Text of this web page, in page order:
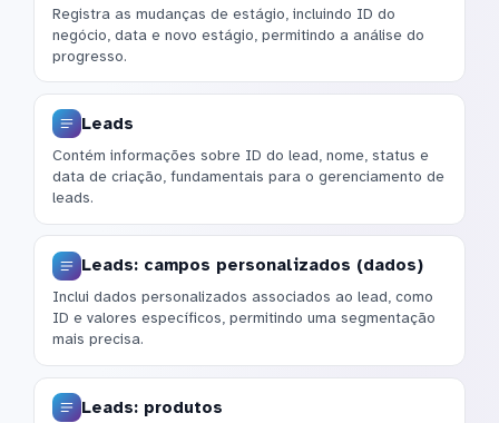
Registra as mudanças de estágio, incluindo ID do
negócio, data e novo estágio, permitindo a análise do
progresso.
Leads
Contém informações sobre ID do lead, nome, status e
data de criação, fundamentais para o gerenciamento de
leads.
Leads: campos personalizados (dados)
Inclui dados personalizados associados ao lead, como
ID e valores específicos, permitindo uma segmentação
mais precisa.
Leads: produtos